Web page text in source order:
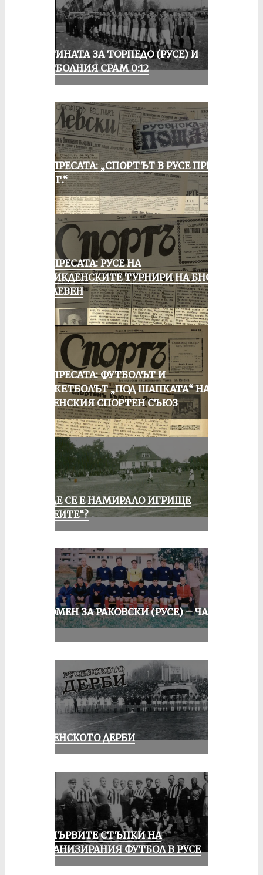
ИСТИНАТА ЗА ТОРПЕДО (РУСЕ) И
ФУТБОЛНИЯ СРАМ 0:12
ОТ ПРЕСАТА: „СПОРТЪТ В РУСЕ ПРЕЗ
1935 Г.“
ОТ ПРЕСАТА: РУСЕ НА
ВЕЛИКДЕНСКИТЕ ТУРНИРИ НА БНСФ
В ПЛЕВЕН
ОТ ПРЕСАТА: ФУТБОЛЪТ И
БАСКЕТБОЛЪТ „ПОД ШАПКАТА“ НА
РУСЕНСКИЯ СПОРТЕН СЪЮЗ
КЪДЕ СЕ Е НАМИРАЛО ИГРИЩЕ
„АЛЕИТЕ“?
СПОМЕН ЗА РАКОВСКИ (РУСЕ) – ЧАСТ
РУСЕНСКОТО ДЕРБИ
ЗА ПЪРВИТЕ СТЪПКИ НА
ОРГАНИЗИРАНИЯ ФУТБОЛ В РУСЕ